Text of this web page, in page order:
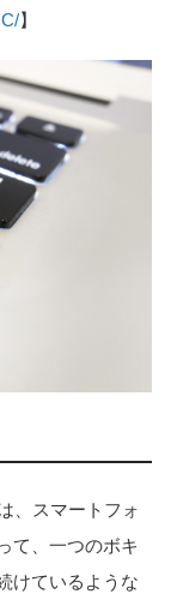
】
、スマートフォ
て、一つのボキ
けているような